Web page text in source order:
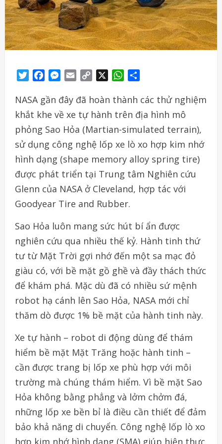
TwitterFacebookMessenger
Email
Copy
WhatsApp
NASA gần đây đã hoàn thành các thử nghiệm
khắt khe về xe tự hành trên địa hình mô
phỏng Sao Hỏa (Martian-simulated terrain),
sử dụng công nghệ lốp xe lò xo hợp kim nhớ
hình dạng (shape memory alloy spring tire)
được phát triển tại Trung tâm Nghiên cứu
Glenn của NASA ở Cleveland, hợp tác với
Goodyear Tire and Rubber.
Sao Hỏa luôn mang sức hút bí ẩn được
nghiên cứu qua nhiều thế kỷ. Hành tinh thứ
tư từ Mặt Trời gợi nhớ đến một sa mạc đỏ
giàu có, với bề mặt gồ ghề và đầy thách thức
để khám phá. Mặc dù đã có nhiều sứ mệnh
robot hạ cánh lên Sao Hỏa, NASA mới chỉ
thăm dò được 1% bề mặt của hành tinh này.
Xe tự hành – robot di động dùng để thám
hiểm bề mặt Mặt Trăng hoặc hành tinh –
cần được trang bị lốp xe phù hợp với môi
trường mà chúng thám hiểm. Vì bề mặt Sao
Hỏa không bằng phẳng và lởm chởm đá,
những lốp xe bền bỉ là điều cần thiết để đảm
bảo khả năng di chuyển. Công nghệ lốp lò xo
hợp kim nhớ hình dạng (SMA) giúp hiện thực